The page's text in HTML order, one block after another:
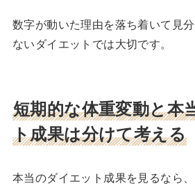
数字が動いた理由を落ち着いて見
ないダイエットでは大切です。
短期的な体重変動と本
ト成果は分けて考える
本当のダイエット成果を見るなら